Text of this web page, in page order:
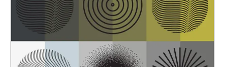
badań etnograficznych. Za sprawą dźwięków w
dowolnej chwili możecie wyobrazić sobie, jak wokół
Was ożywa dziedzictwo miejsca. Kierownik projektu:
Andrzej Szoka Koncepcja spaceru: Monika Widzicka
Współpraca: Marcin Barski Spacer powstał w